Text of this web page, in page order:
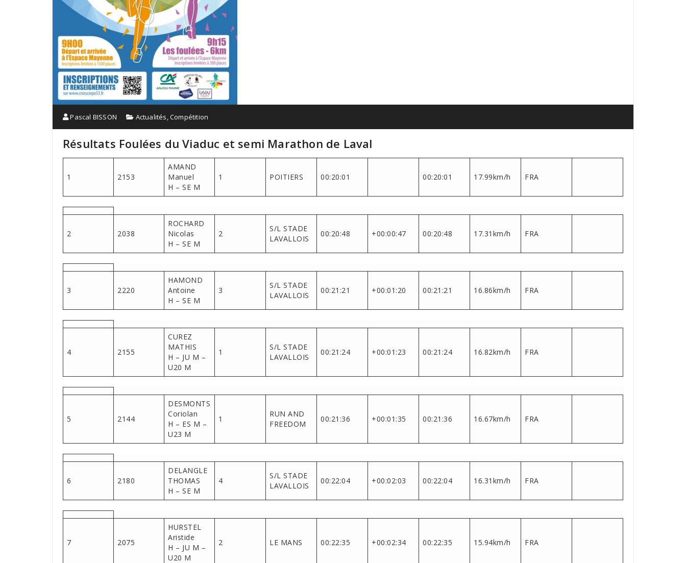
Pascal BISSON Actualités,Compétition
Résultats Foulées du Viaduc et semi Marathon de Laval
1 2153
AMAND
Manuel
H – SE M
1 POITIERS 00:20:01 00:20:01 17.99km/h FRA
2 2038
ROCHARD
Nicolas
H – SE M
2
S/L STADE
LAVALLOIS
00:20:48 +00:00:47 00:20:48 17.31km/h FRA
3 2220
HAMOND
Antoine
H – SE M
3
S/L STADE
LAVALLOIS
00:21:21 +00:01:20 00:21:21 16.86km/h FRA
4 2155
CUREZ
MATHIS
H – JU M –
U20 M
1
S/L STADE
LAVALLOIS
00:21:24 +00:01:23 00:21:24 16.82km/h FRA
5 2144
DESMONTS
Coriolan
H – ES M –
U23 M
1
RUN AND
FREEDOM
00:21:36 +00:01:35 00:21:36 16.67km/h FRA
6 2180
DELANGLE
THOMAS
H – SE M
4
S/L STADE
LAVALLOIS
00:22:04 +00:02:03 00:22:04 16.31km/h FRA
7 2075
HURSTEL
Aristide
H – JU M –
U20 M
2 LE MANS 00:22:35 +00:02:34 00:22:35 15.94km/h FRA